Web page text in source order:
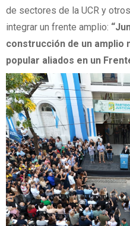
de sectores de la UCR y
integrar un frente amplio:
construcción de un amplio
popular aliados en un